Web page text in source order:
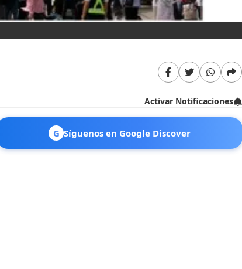
Activar Notificaciones
G Síguenos en Google Discover